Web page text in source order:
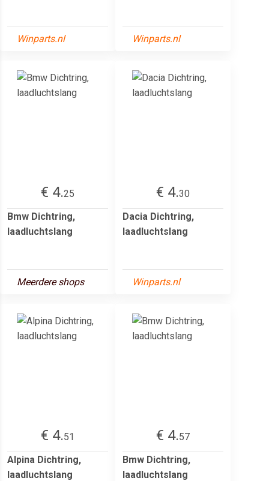
Winparts.nl Winparts.nl
€ 4.25
Bmw Dichtring,
laadluchtslang
Meerdere shops
€ 4.30
Dacia Dichtring,
laadluchtslang
Winparts.nl
€ 4.51
Alpina Dichtring,
laadluchtslang
€ 4.57
Bmw Dichtring,
laadluchtslang